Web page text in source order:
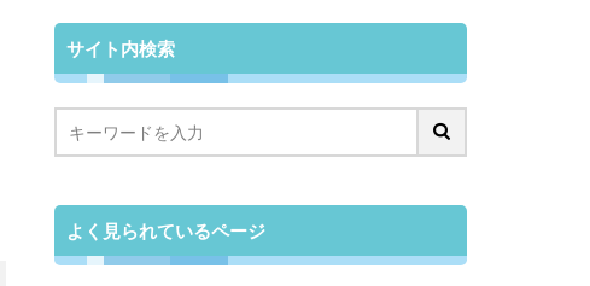
サイト内検索
よく見られているページ